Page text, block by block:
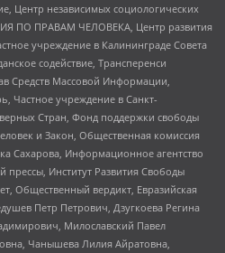
Центр независимых социологических
ПО ПРАВАМ ЧЕЛОВЕКА, Центр развития
учреждение в Калининграде Совета
содействие, Трансперенси
Средств Массовой Информации,
Частное учреждение в Санкт-
Стран, Фонд поддержки свободы
и Закон, Общественная комиссия
Сахарова, Информационное агентство
Институт Развития Свободы
Общественный вердикт, Евразийская
Петр Петрович, Дзугкоева Регина
Милославский Павел
Чанышева Лилия Айратовна,